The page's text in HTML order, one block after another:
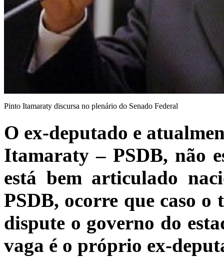
Pinto Itamaraty discursa no plenário do Senado Federal
O ex-deputado e
Itamaraty – PSDB, não
está bem articulado
PSDB, ocorre que caso
dispute o governo do
vaga é o próprio ex-